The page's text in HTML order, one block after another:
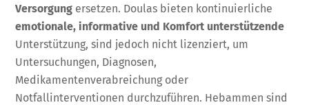
Versorgung ersetzen. Doulas bieten kontinuierliche
emotionale, informative und Komfort unterstützende
Unterstützung, sind jedoch nicht lizenziert, um
Untersuchungen, Diagnosen,
Medikamentenverabreichung oder
Notfallinterventionen durchzuführen. Hebammen sind